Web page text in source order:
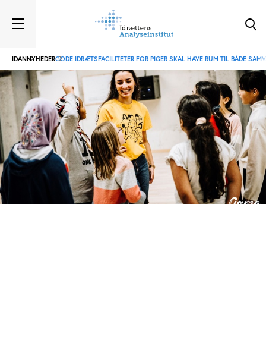
IDANNYHEDERGODE IDRÆTSFACILITETER FOR PIGER SKAL HAVE RUM TIL BÅDE